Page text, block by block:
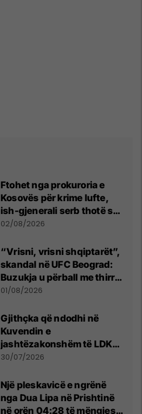
Ftohet nga prokuroria e
Kosovës për krime lufte,
ish-gjenerali serb thotë se
dikush e tradhtoi në
02/08/2026
“Vrisni, vrisni shqiptarët”,
skandal në UFC Beograd:
Buzukja u përball me thirrje
anti-shqiptare nga
01/08/2026
Gjithçka që ndodhi në
Kuvendin e
jashtëzakonshëm të LDK-
së
30/07/2026
Një pleskavicë e ngrënë
nga Dua Lipa në Prishtinë
në orën 04:28 të mëngjesit